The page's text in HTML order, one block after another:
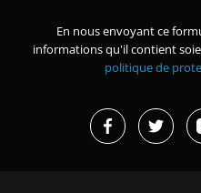
En nous envoyant ce
informations qu'il contient
politique de